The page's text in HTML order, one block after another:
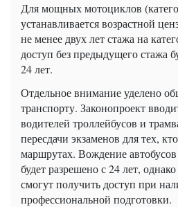
Для мощных мотоциклов
устанавливается возрастной
не менее двух лет стажа на
доступ без предыдущего стажа
24 лет.
Отдельное внимание уделено
транспорту. Законопроект
водителей троллейбусов и
пересдачи экзаменов для тех,
маршрутах. Вождение
будет разрешено с 24 лет,
смогут получить доступ при
профессиональной подготовки.